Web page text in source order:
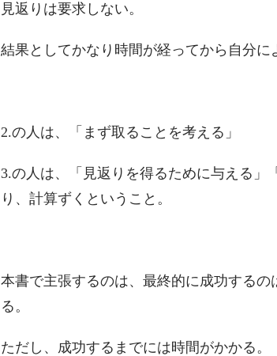
見返りは要求しない。
結果としてかなり時間が経ってから自分に
2.の人は、「まず取ることを考える」
3.の人は、「見返りを得るために与える」
り、計算ずくということ。
本書で主張するのは、最終的に成功する
る。
ただし、成功するまでには時間がかかる。